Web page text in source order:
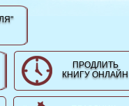
ПРОДЛИТЬ
КНИГУ ОНЛАЙН